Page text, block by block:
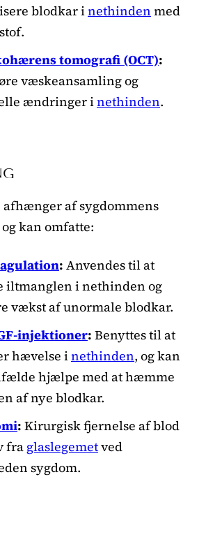
blodkar inethinden med
tomografi (OCT):
væskeansamling og
ændringer inethinden.
af sygdommens
kan omfatte:
: Anvendes til at
iltmanglen i nethinden og
vækst af unormale blodkar.
injektioner: Benyttes til at
hævelse inethinden, og kan
hjælpe med at hæmme
af nye blodkar.
: Kirurgisk fjernelse af blod
fra glaslegemetved
sygdom.